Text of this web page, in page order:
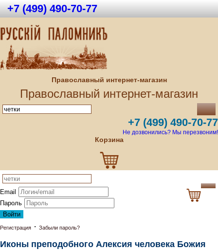
+7 (499) 490-70-77
Православный интернет-магазин
Православный интернет-магазин
+7 (499) 490-70-77
Не дозвонились? Мы перезвоним!
Корзина
Email
Пароль
Войти
Регистрация · Забыли пароль?
Иконы преподобного Алексия человека Божия